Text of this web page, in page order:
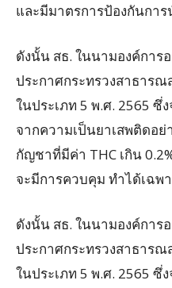
และมีมาตรการป้องกันกา
ดังนั้น สธ. ในนามองค์การ
ประกาศกระทรวงสาธารณ
ในประเภท 5 พ.ศ. 2565
จากความเป็นยาเสพติดอย่
กัญชาที่มีค่า THC เกิน
จะมีการควบคุม ทำได้เฉพ
ดังนั้น สธ. ในนามองค์การ
ประกาศกระทรวงสาธารณ
ในประเภท 5 พ.ศ. 2565